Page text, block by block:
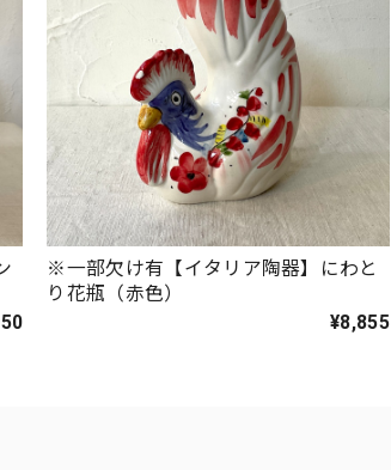
※一部欠け有【イタリア陶器】にわと
り花瓶（赤色）
¥8,855